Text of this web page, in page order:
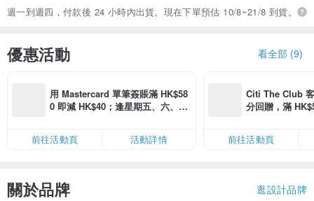
週一到週四，付款後 24 小時內出貨。現在下單預估 10/8~21/8 到貨。
優惠活動 看全部 (9)
用 Mastercard 單筆簽賬滿 HK$58
0 即減 HK$40；逢星期五、六、日
卡」結帳）
前往活動頁 活動詳情
Citi The Club
分回贈，滿
前往活動頁
關於品牌 逛設計品牌